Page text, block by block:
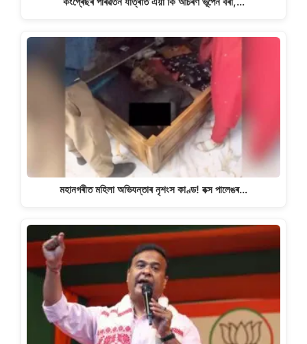
মহানগৰীত মহিলা অভিযন্তাৰ নৃশংস কাণ্ড! বক্স পালেঙৰ…